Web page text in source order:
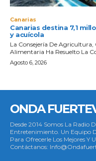
Canarias
Canarias destina 7,1
y acuícola
La Consejería De Agricultura,
Alimentaria Ha Resuelto La
Agosto 6, 2026
ONDA
Desde 2014 Somos La Radio
Entretenimiento. Un Equipo
Para Ofrecerle Los Mejores
Contáctanos: